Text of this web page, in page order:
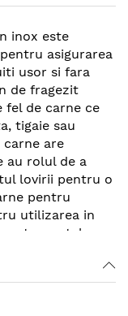
inox este
asigurarea
usor si fara
de fragezit
fel de carne ce
tigaie sau
are
au rolul de a
lovirii pentru o
pentru
utilizarea in